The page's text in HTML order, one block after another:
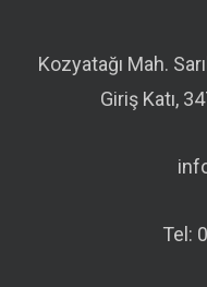
Kozyatağı Mah.
Giriş Katı,
Tel: